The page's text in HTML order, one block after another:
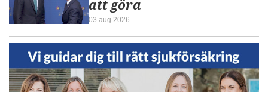
att göra
03 aug 2026